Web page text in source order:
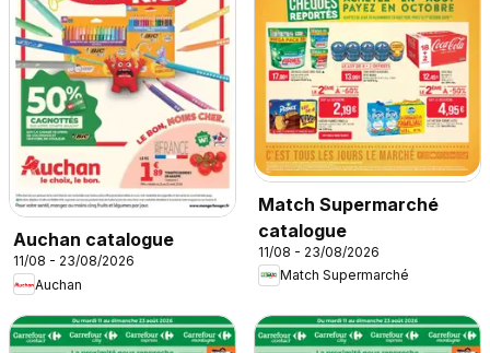
Auchan catalogue
11/08 - 23/08/2026
Auchan
Match Supermarché
catalogue
11/08 - 23/08/2026
Match Supermarché